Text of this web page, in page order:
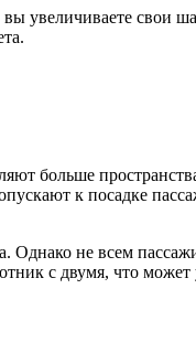
увеличиваете свои
больше
к посадке
Однако не всем
с двумя, что